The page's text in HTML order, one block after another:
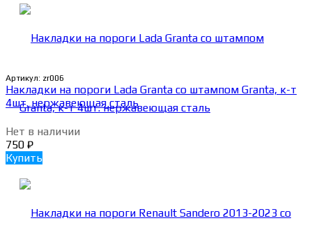
Артикул: zr006
Накладки на пороги Lada Granta со штампом Granta, к-т
4шт. нержавеющая сталь
Нет в наличии
750 ₽
Купить